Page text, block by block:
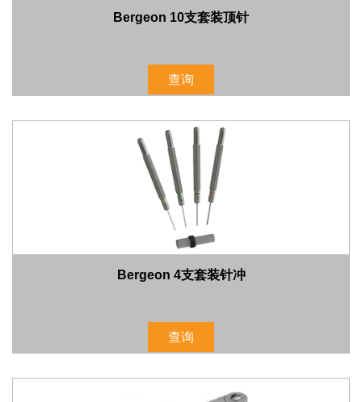
Bergeon 10支套装顶针
查询
Bergeon 4支套装针冲
查询